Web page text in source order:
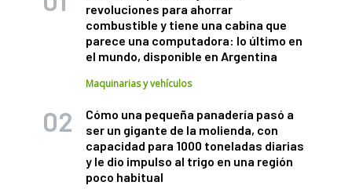
revoluciones para ahorrar
combustible y tiene una cabina que
parece una computadora: lo último en
el mundo, disponible en Argentina
Maquinarias y vehículos
Cómo una pequeña panadería pasó a
ser un gigante de la molienda, con
capacidad para 1000 toneladas diarias
y le dio impulso al trigo en una región
poco habitual